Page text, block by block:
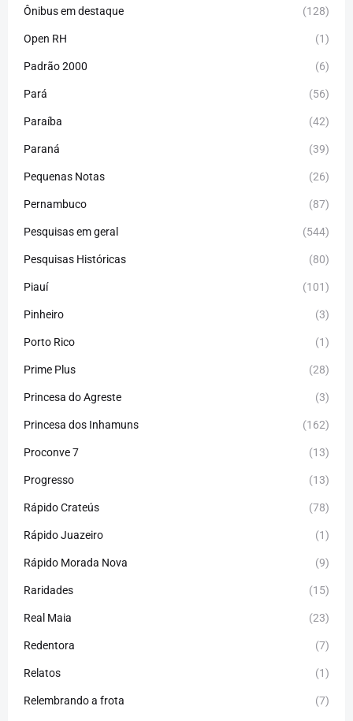
Ônibus em destaque (128)
Open RH (1)
Padrão 2000 (6)
Pará (56)
Paraíba (42)
Paraná (39)
Pequenas Notas (26)
Pernambuco (87)
Pesquisas em geral (544)
Pesquisas Históricas (80)
Piauí (101)
Pinheiro (3)
Porto Rico (1)
Prime Plus (28)
Princesa do Agreste (3)
Princesa dos Inhamuns (162)
Proconve 7 (13)
Progresso (13)
Rápido Crateús (78)
Rápido Juazeiro (1)
Rápido Morada Nova (9)
Raridades (15)
Real Maia (23)
Redentora (7)
Relatos (1)
Relembrando a frota (7)